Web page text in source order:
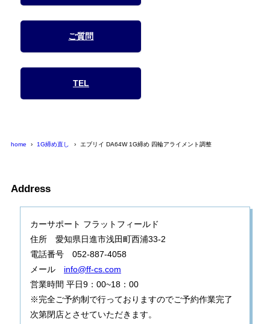
ご質問
TEL
home 1G締め直し エブリイ DA64W 1G締め 四輪アライメント調整
Address
カーサポート フラットフィールド
住所 愛知県日進市浅田町西浦33-2
電話番号 052-887-4058
メール info@ff-cs.com
営業時間 平日9：00~18：00
※完全ご予約制で行っておりますのでご予約作業完了
次第閉店とさせていただきます。